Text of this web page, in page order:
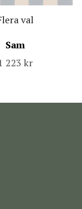
val
Sam
223 kr